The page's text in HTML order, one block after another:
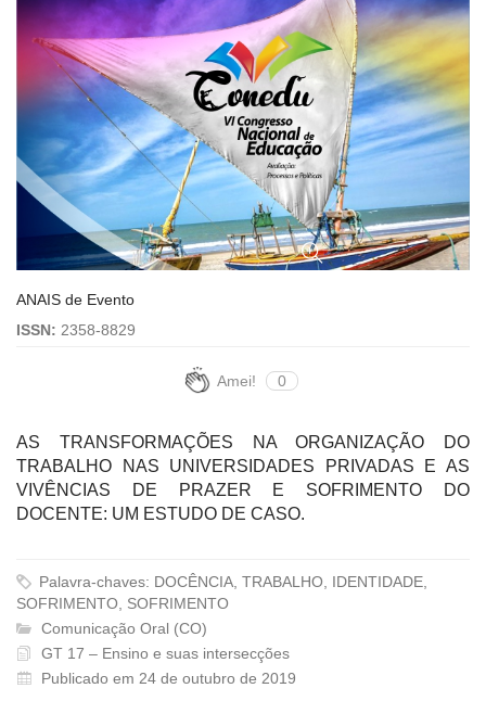
ANAIS de Evento
ISSN: 2358-8829
Amei! 0
AS TRANSFORMAÇÕES NA ORGANIZAÇÃO DO
TRABALHO NAS UNIVERSIDADES PRIVADAS E AS
VIVÊNCIAS DE PRAZER E SOFRIMENTO DO
DOCENTE: UM ESTUDO DE CASO.
Palavra-chaves: DOCÊNCIA, TRABALHO, IDENTIDADE,
SOFRIMENTO, SOFRIMENTO
Comunicação Oral (CO)
GT 17 – Ensino e suas intersecções
Publicado em 24 de outubro de 2019